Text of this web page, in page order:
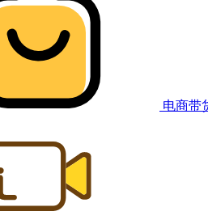
电商带